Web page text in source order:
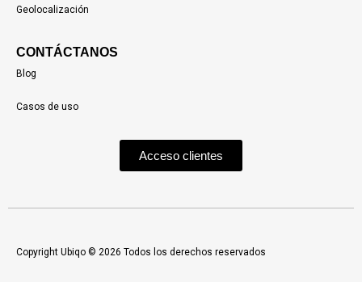
Geolocalización
CONTÁCTANOS
Blog
Casos de uso
Acceso clientes
Copyright Ubiqo © 2026 Todos los derechos reservados